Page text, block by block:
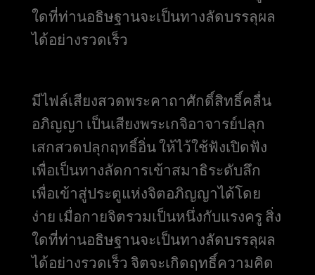
ใดที่ท่านอธิษฐานจะเป็นทางลัดบรรลุผล
ได้อย่างรวดเร็ว
มีไฟล์เสียงสวดพระคาถาศักดิ์สิทธิ์คลื่น
อภิญญา เป็นเสียงพระเกจิอาจารย์ปลุก
เสกสวดปลุกฤทธิ์อิ่น ให้ไว้ใช้ฟังเปิดฟัง
เพื่อเป็นทางลัดการเข้าสมาธิระดับลึก
เพื่อเข้าสู่ประตูแห่งจิตอภิญญาได้โดย
ง่าย เมื่อกายจิตรวมเป็นหนึ่งกับแรงครู สิ่ง
ใดที่ท่านอธิษฐานจะเป็นทางลัดบรรลุผล
ได้อย่างรวดเร็ว จิตจะเกิดฤทธิ์ความคิด